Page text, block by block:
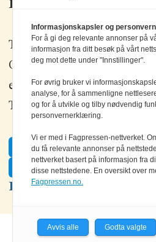
Kontakt oss
Tlf: +47 67 80 42 80
Olav Brunborgs vei 6, 1396
epost:
Tips oss:
Facebook
Twitter
LinkedIn
Informasjonskapsler og personvern
For å gi deg relevante annonser på
informasjon fra ditt besøk på vårt
deg mot dette under "Innstillinger".
For øvrig bruker vi
analyse, for å sammenligne
og for å utvikle og tilby nødvendig
personvernerklæring.
Vi er med i Fagpressen-nettverket.
du få relevante annonser på
nettverket basert på informasjon fra
disse nettstedene. En oversikt over
Fagpressen.no.
Avvis alle Godta valgte